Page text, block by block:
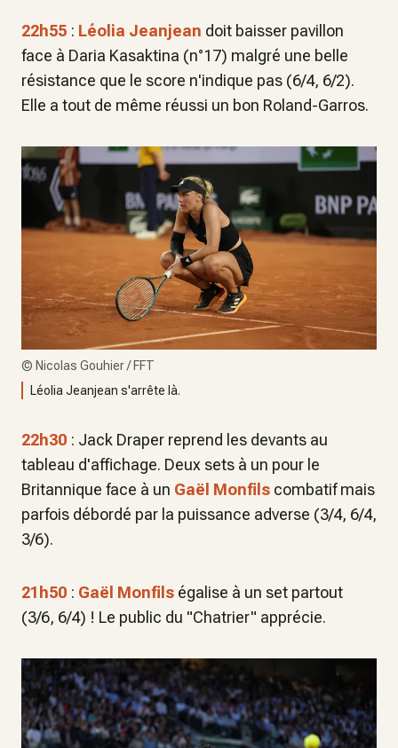
22h55 : Léolia Jeanjean doit baisser pavillon
face à Daria Kasaktina (n°17) malgré une belle
résistance que le score n'indique pas (6/4, 6/2).
Elle a tout de même réussi un bon Roland-Garros.
© Nicolas Gouhier / FFT
Léolia Jeanjean s'arrête là.
22h30 : Jack Draper reprend les devants au
tableau d'affichage. Deux sets à un pour le
Britannique face à un Gaël Monfils combatif mais
parfois débordé par la puissance adverse (3/4, 6/4,
3/6).
21h50 : Gaël Monfils égalise à un set partout
(3/6, 6/4) ! Le public du "Chatrier" apprécie.